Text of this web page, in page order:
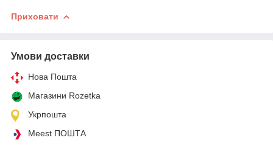
Приховати
Умови доставки
Нова Пошта
Магазини Rozetka
Укрпошта
Meest ПОШТА